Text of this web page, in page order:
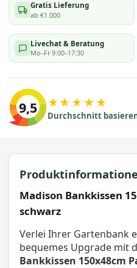
Gratis Lieferung
ab €1.000
Livechat & Beratung
Mo–Fr 9:00–17:30
9,5 ★★★★★
Durchschnitt
Madison Bankkissen
schwarz
Verlei Ihrer Gartenbank
bequemes Upgrade mit
Bankkissen 150x48cm